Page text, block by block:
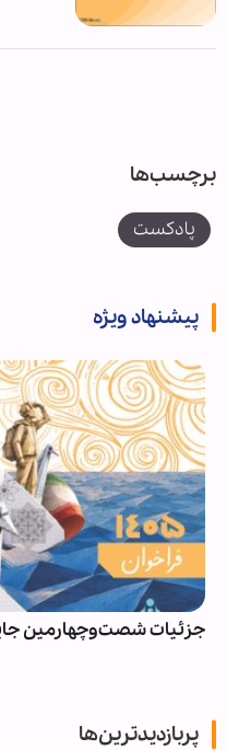
برچسب‌ها
پادکست
پیشنهاد ویژه
جزئیات شصت‌وچهارمین
پربازدیدترین‌ها